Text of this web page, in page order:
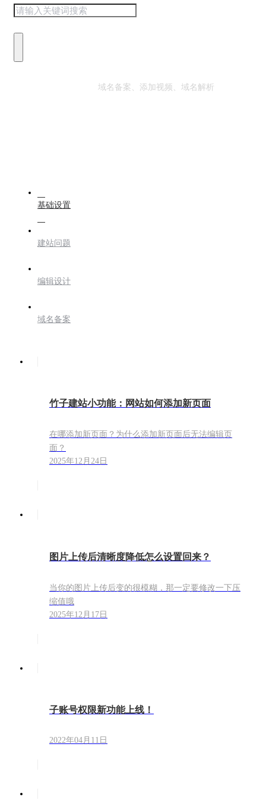
域名备案、添加视频、域名解析
基础设置
建站问题
编辑设计
域名备案
竹子建站小功能：网站如何添加新页面
在哪添加新页面？为什么添加新页面后无法编辑页
面？
2025年12月24日
图片上传后清晰度降低怎么设置回来？
当你的图片上传后变的很模糊，那一定要修改一下压
缩值哦
2025年12月17日
子账号权限新功能上线！
2022年04月11日